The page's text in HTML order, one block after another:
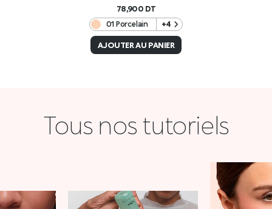
78,900 DT
01 Porcelain
+4
AJOUTER AU PANIER
Tous nos tutoriels